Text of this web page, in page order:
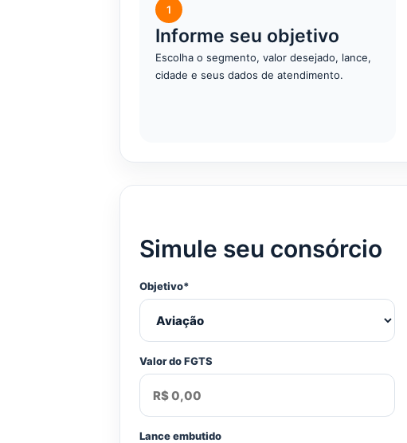
1
Informe seu objetivo
Escolha o segmento, valor desejado, lance,
cidade e seus dados de atendimento.
Simule seu consórcio
Objetivo*
Valor do FGTS
Lance embutido